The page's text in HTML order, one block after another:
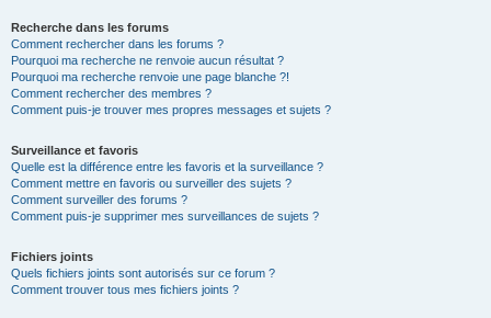
Recherche dans les forums
Comment rechercher dans les forums ?
Pourquoi ma recherche ne renvoie aucun résultat ?
Pourquoi ma recherche renvoie une page blanche ?!
Comment rechercher des membres ?
Comment puis-je trouver mes propres messages et sujets ?
Surveillance et favoris
Quelle est la différence entre les favoris et la surveillance ?
Comment mettre en favoris ou surveiller des sujets ?
Comment surveiller des forums ?
Comment puis-je supprimer mes surveillances de sujets ?
Fichiers joints
Quels fichiers joints sont autorisés sur ce forum ?
Comment trouver tous mes fichiers joints ?